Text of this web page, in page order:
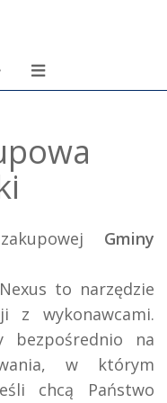
Zmiana
Gminy
to narzędzie
z wykonawcami.
bezpośrednio na
w którym
chcą Państwo